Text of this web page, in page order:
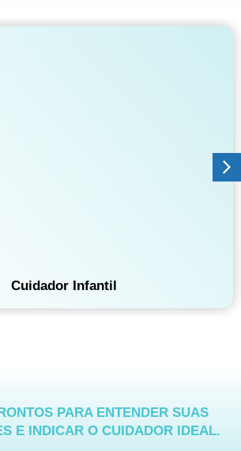
PARA ENTENDER SUAS
E INDICAR O CUIDADOR IDEAL.